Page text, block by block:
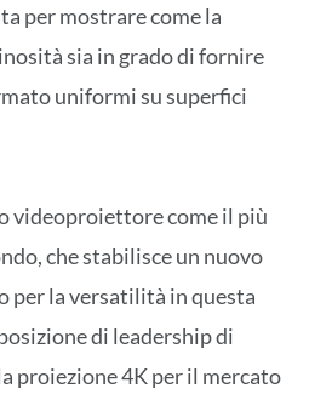
per mostrare come la
sia in grado di fornire
uniformi su superfici
videoproiettore come il più
che stabilisce un nuovo
per la versatilità in questa
di leadership di
proiezione 4K per il mercato